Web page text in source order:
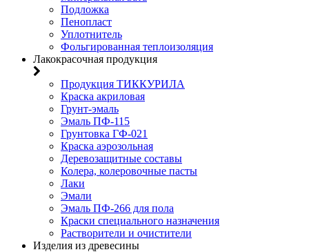
Подложка
Пенопласт
Уплотнитель
Фольгированная теплоизоляция
Лакокрасочная продукция
Продукция ТИККУРИЛА
Краска акриловая
Грунт-эмаль
Эмаль ПФ-115
Грунтовка ГФ-021
Краска аэрозольная
Деревозащитные составы
Колера, колеровочные пасты
Лаки
Эмали
Эмаль ПФ-266 для пола
Краски специального назначения
Растворители и очистители
Изделия из древесины